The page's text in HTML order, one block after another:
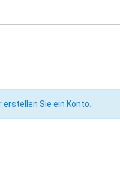
erstellen Sie ein Konto.